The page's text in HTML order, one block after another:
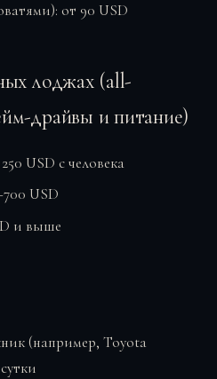
от 90 USD
лоджах (all-
драйвы и питание)
USD с человека
USD
и выше
(например, Toyota